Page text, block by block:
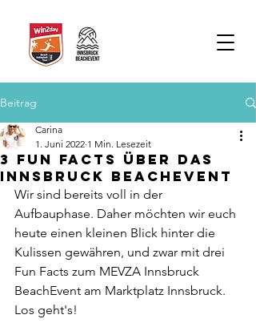
Beitrag
3 Fun Facts über das
Innsbruck BeachEvent
Carina
1. Juni 2022 1 Min. Lesezeit
Wir sind bereits voll in der
Aufbauphase. Daher möchten wir euch
heute einen kleinen Blick hinter die
Kulissen gewähren, und zwar mit drei
Fun Facts zum MEVZA Innsbruck
BeachEvent am Marktplatz Innsbruck.
Los geht's!